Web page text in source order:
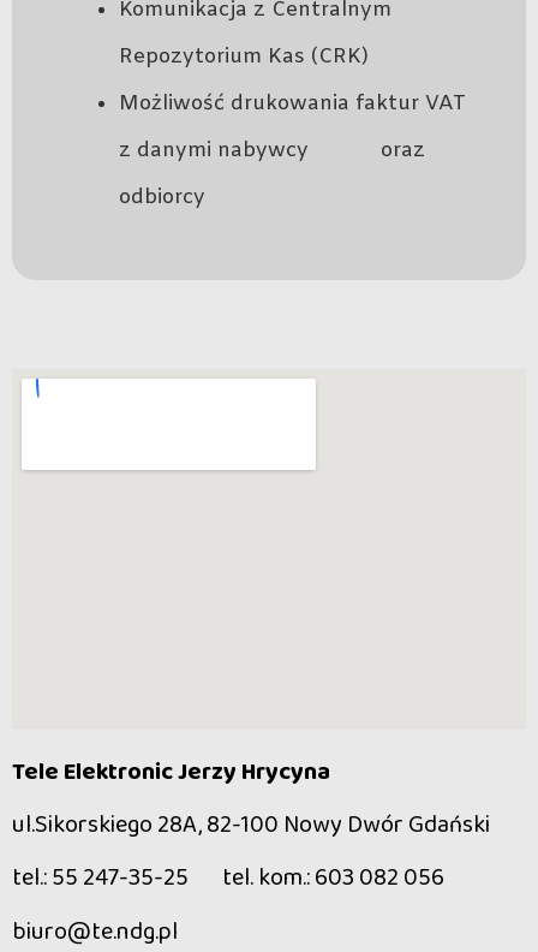
Komunikacja z Centralnym
Repozytorium Kas (CRK)
Możliwość drukowania faktur VAT
z danymi nabywcy oraz
odbiorcy
Tele Elektronic Jerzy Hrycyna
ul.Sikorskiego 28A, 82-100 Nowy Dwór Gdański
tel.: 55 247-35-25 tel. kom.: 603 082 056
biuro@te.ndg.pl